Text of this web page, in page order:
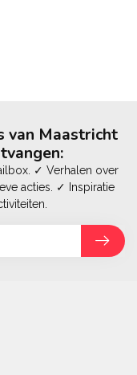
van Maastricht
✓ Verhalen over
acties. ✓ Inspiratie